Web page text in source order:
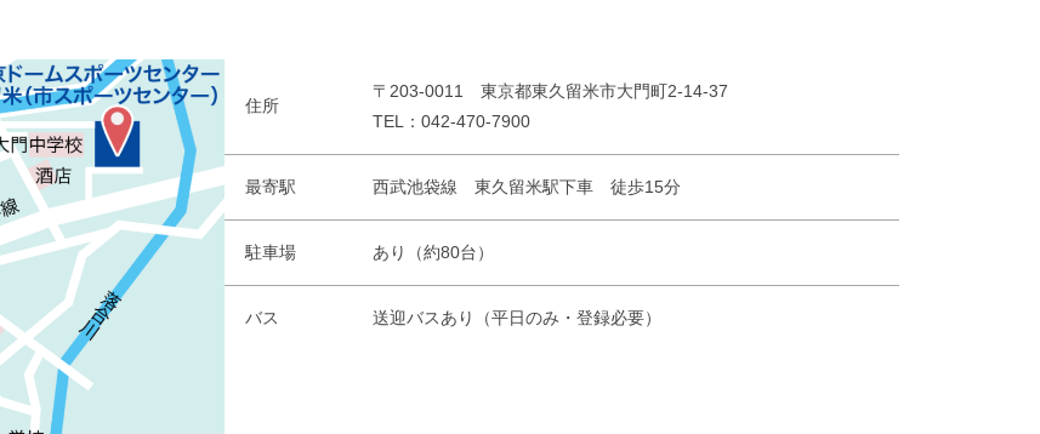
住所
〒203-0011 東京都東久留米市大門町2-14-37
TEL：042-470-7900
最寄駅 西武池袋線 東久留米駅下車 徒歩15分
駐車場 あり（約80台）
バス 送迎バスあり（平日のみ・登録必要）